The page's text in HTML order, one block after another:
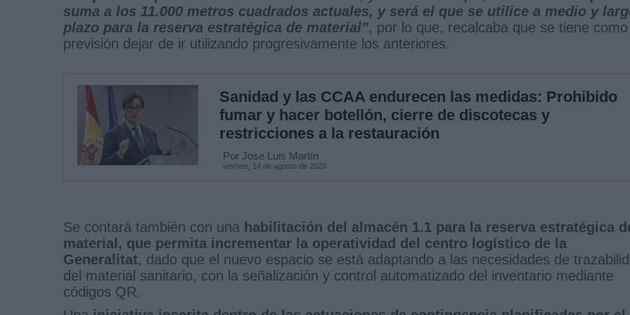
suma a los 11.000 metros cuadrados actuales, y será el que se utilice a medio y
plazo para la reserva estratégica de material”, por lo que, recalcaba que se tiene como
previsión dejar de ir utilizando progresivamente los anteriores.
Sanidad y las CCAA endurecen las medidas: Prohibido
fumar y hacer botellón, cierre de discotecas y
restricciones a la restauración
Por Jose Luis Martín
viernes, 14 de agosto de 2020
Se contará también con una habilitación del almacén 1.1 para la reserva estratégica
material, que permita incrementar la operatividad del centro logístico de la
Generalitat, dado que el nuevo espacio se está adaptando a las necesidades de
del material sanitario, con la señalización y control automatizado del inventario mediante
códigos QR.